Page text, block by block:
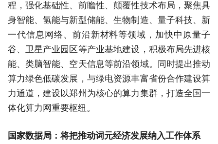
程，强化基础性、前瞻性、颠覆性技术布局，聚焦具
身智能、氢能与新型储能、生物制造、量子科技、新
一代信息网络、前沿新材料等领域，加快中原量子
谷、卫星产业园区等产业基地建设，积极布局先进核
能、类脑智能、空天信息等前沿领域。同时提出推动
算力绿色低碳发展，与绿电资源丰富省份合作建设算
力通道，建设以郑州为核心的算力集群，打造全国一
体化算力网重要枢纽。
国家数据局：将把推动词元经济发展纳入工作体系